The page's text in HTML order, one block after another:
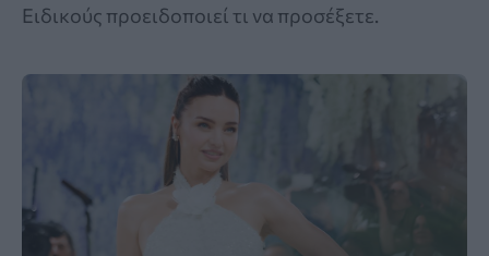
Ειδικούς προειδοποιεί τι να προσέξετε.